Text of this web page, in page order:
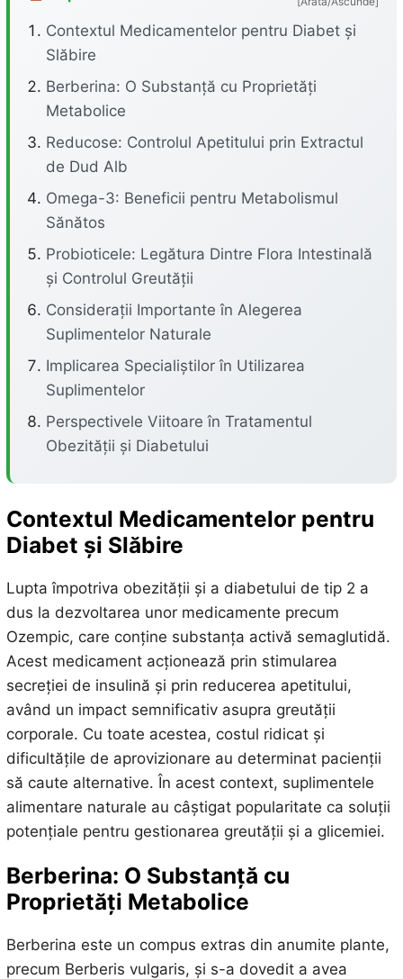
Contextul Medicamentelor pentru Diabet și
Slăbire
Berberina: O Substanță cu Proprietăți
Metabolice
Reducose: Controlul Apetitului prin Extractul
de Dud Alb
Omega-3: Beneficii pentru Metabolismul
Sănătos
Probioticele: Legătura Dintre Flora Intestinală
și Controlul Greutății
Considerații Importante în Alegerea
Suplimentelor Naturale
Implicarea Specialiștilor în Utilizarea
Suplimentelor
Perspectivele Viitoare în Tratamentul
Obezității și Diabetului
Contextul Medicamentelor pentru
Diabet și Slăbire
Lupta împotriva obezității și a diabetului de tip 2 a
dus la dezvoltarea unor medicamente precum
Ozempic, care conține substanța activă semaglutidă.
Acest medicament acționează prin stimularea
secreției de insulină și prin reducerea apetitului,
având un impact semnificativ asupra greutății
corporale. Cu toate acestea, costul ridicat și
dificultățile de aprovizionare au determinat pacienții
să caute alternative. În acest context, suplimentele
alimentare naturale au câștigat popularitate ca soluții
potențiale pentru gestionarea greutății și a glicemiei.
Berberina: O Substanță cu
Proprietăți Metabolice
Berberina este un compus extras din anumite plante,
precum Berberis vulgaris, și s-a dovedit a avea